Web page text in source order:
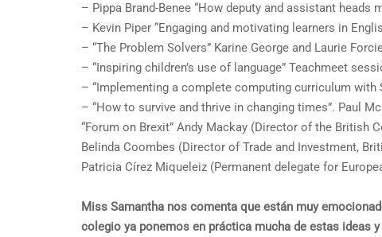
– Pippa Brand-Benee “How deputy and assistant heads
– Kevin Piper “Engaging and motivating learners in
– “The Problem Solvers” Karine George and Laurie
– “Inspiring children’s use of language” Teachmeet
– “Implementing a complete computing curriculum with
– “How to survive and thrive in changing times”. Paul
“Forum on Brexit” Andy Mackay (Director of the British
Belinda Coombes (Director of Trade and Investment,
Patricia Círez Miqueleiz (Permanent delegate for
Miss Samantha nos comenta que están muy
colegio ya ponemos en práctica mucha de estas ideas